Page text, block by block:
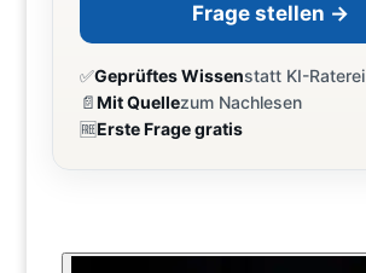
Frage stellen →
✅Geprüftes Wissenstatt KI-Raterei
📄Mit Quellezum Nachlesen
🆓Erste Frage gratis